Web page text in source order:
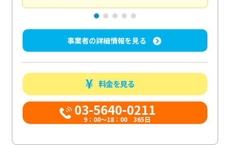
事業者の詳細情報を見る
料金を見る
03-5640-0211
9：00～18：00 365日